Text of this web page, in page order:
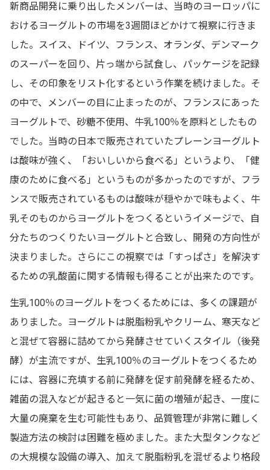
新商品開発に乗り出したメンバーは、当時のヨーロッパに
おけるヨーグルトの市場を3週間ほどかけて視察に行きま
した。スイス、ドイツ、フランス、オランダ、デンマーク
のスーパーを回り、片っ端から試食し、パッケージを記録
し、その印象をリスト化するという作業を続けました。そ
の中で、メンバーの目に止まったのが、フランスにあった
ヨーグルトで、砂糖不使用、牛乳100％を原料としたもの
でした。当時の日本で販売されていたプレーンヨーグルト
は酸味が強く、「おいしいから食べる」というより、「健
康のために食べる」というものが多かったのですが、フラ
ンスで販売されているものは酸味が穏やかで味もよく、牛
乳そのものからヨーグルトをつくるというイメージで、自
分たちのつくりたいヨーグルトと合致し、開発の方向性が
決まりました。さらにこの視察では「すっぱさ」を解決す
るための乳酸菌に関する情報も得ることが出来たのです。
生乳100％のヨーグルトをつくるためには、多くの課題が
ありました。ヨーグルトは脱脂粉乳やクリーム、寒天など
と混ぜて容器に詰めてから発酵させていくスタイル（後発
酵）が主流ですが、生乳100％のヨーグルトをつくるため
には、容器に充填する前に発酵を促す前発酵を経るため、
雑菌の混入などが起きると一気に菌の増殖が起き、一度に
大量の廃棄を生む可能性もあり、品質管理が非常に難しく
製造方法の検討は困難を極めました。また大型タンクなど
の大規模な設備の導入、加えて脱脂粉乳を混ぜるより格段